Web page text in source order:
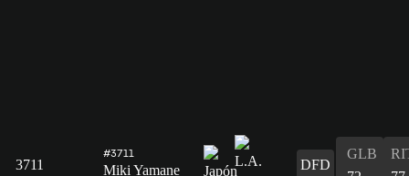
3711
#3711
Miki Yamane DFD
GLB